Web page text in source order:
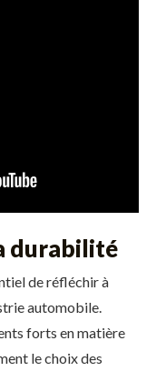
durabilité
de réfléchir à
automobile.
forts en matière
le choix des